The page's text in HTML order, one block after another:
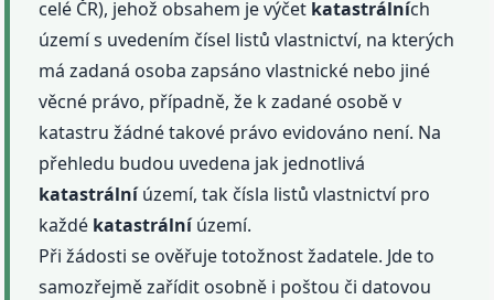
celé ČR), jehož obsahem je výčet katastrálních
území s uvedením čísel listů vlastnictví, na kterých
má zadaná osoba zapsáno vlastnické nebo jiné
věcné právo, případně, že k zadané osobě v
katastru žádné takové právo evidováno není. Na
přehledu budou uvedena jak jednotlivá
katastrálníúzemí, tak čísla listů vlastnictví pro
každé katastrálníúzemí.
Při žádosti se ověřuje totožnost žadatele. Jde to
samozřejmě zařídit osobně i poštou či datovou